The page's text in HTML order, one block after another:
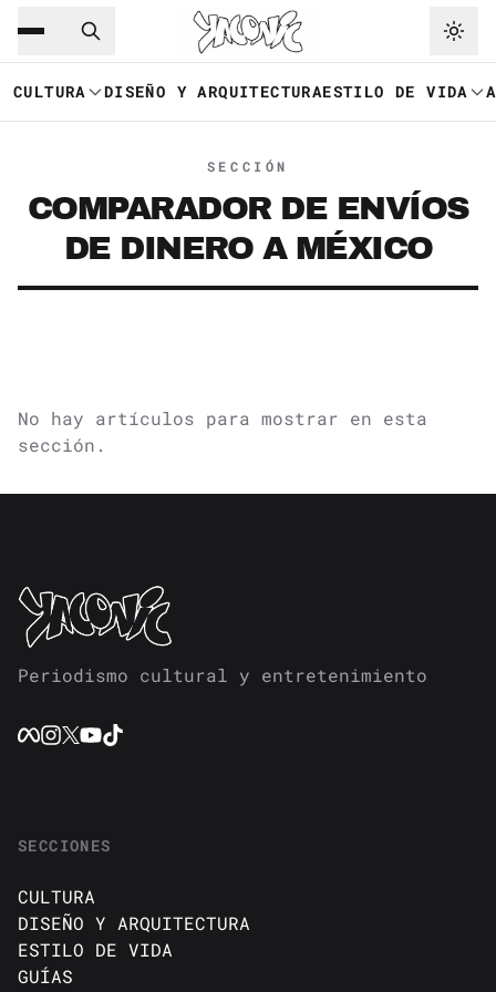
Saltar al contenido principal
CULTURA DISEÑO Y ARQUITECTURAESTILO DE VIDA
SECCIÓN
COMPARADOR DE ENVÍOS
DE DINERO A MÉXICO
No hay artículos para mostrar en esta
sección.
Periodismo cultural y entretenimiento
SECCIONES
CULTURA
DISEÑO Y ARQUITECTURA
ESTILO DE VIDA
GUÍAS